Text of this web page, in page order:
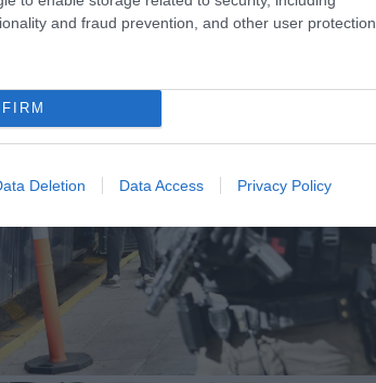
and fraud prevention, and other user protection.
Deletion Data Access Privacy Policy